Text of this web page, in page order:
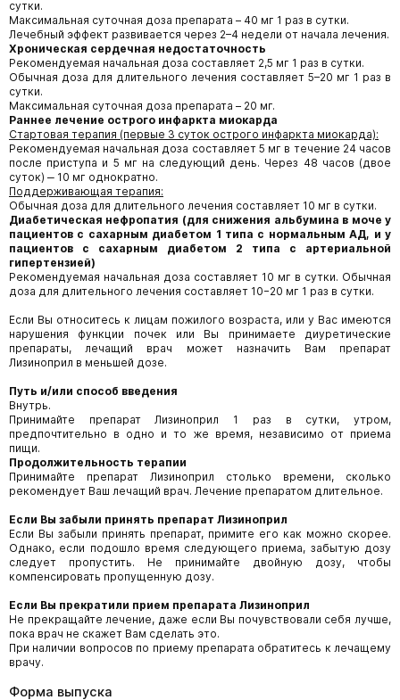
сутки.
Максимальная суточная доза препарата – 40 мг 1 раз в сутки.
Лечебный эффект развивается через 2–4 недели от начала лечения.
Хроническая сердечная недостаточность
Рекомендуемая начальная доза составляет 2,5 мг 1 раз в сутки.
Обычная доза для длительного лечения составляет 5–20 мг 1 раз в
сутки.
Максимальная суточная доза препарата – 20 мг.
Раннее лечение острого инфаркта миокарда
Стартовая терапия (первые 3 суток острого инфаркта миокарда):
Рекомендуемая начальная доза составляет 5 мг в течение 24 часов
после приступа и 5 мг на следующий день. Через 48 часов (двое
суток) ‒ 10 мг однократно.
Поддерживающая терапия:
Обычная доза для длительного лечения составляет 10 мг в сутки.
Диабетическая нефропатия (для снижения альбумина в моче у
пациентов с сахарным диабетом 1 типа с нормальным АД, и у
пациентов с сахарным диабетом 2 типа с артериальной
гипертензией)
Рекомендуемая начальная доза составляет 10 мг в сутки. Обычная
доза для длительного лечения составляет 10−20 мг 1 раз в сутки.
Если Вы относитесь к лицам пожилого возраста, или у Вас имеются
нарушения функции почек или Вы принимаете диуретические
препараты, лечащий врач может назначить Вам препарат
Лизиноприл в меньшей дозе.
Путь и/или способ введения
Внутрь.
Принимайте препарат Лизиноприл 1 раз в сутки, утром,
предпочтительно в одно и то же время, независимо от приема
пищи.
Продолжительность терапии
Принимайте препарат Лизиноприл столько времени, сколько
рекомендует Ваш лечащий врач. Лечение препаратом длительное.
Если Вы забыли принять препарат Лизиноприл
Если Вы забыли принять препарат, примите его как можно скорее.
Однако, если подошло время следующего приема, забытую дозу
следует пропустить. Не принимайте двойную дозу, чтобы
компенсировать пропущенную дозу.
Если Вы прекратили прием препарата Лизиноприл
Не прекращайте лечение, даже если Вы почувствовали себя лучше,
пока врач не скажет Вам сделать это.
При наличии вопросов по приему препарата обратитесь к лечащему
врачу.
Форма выпуска